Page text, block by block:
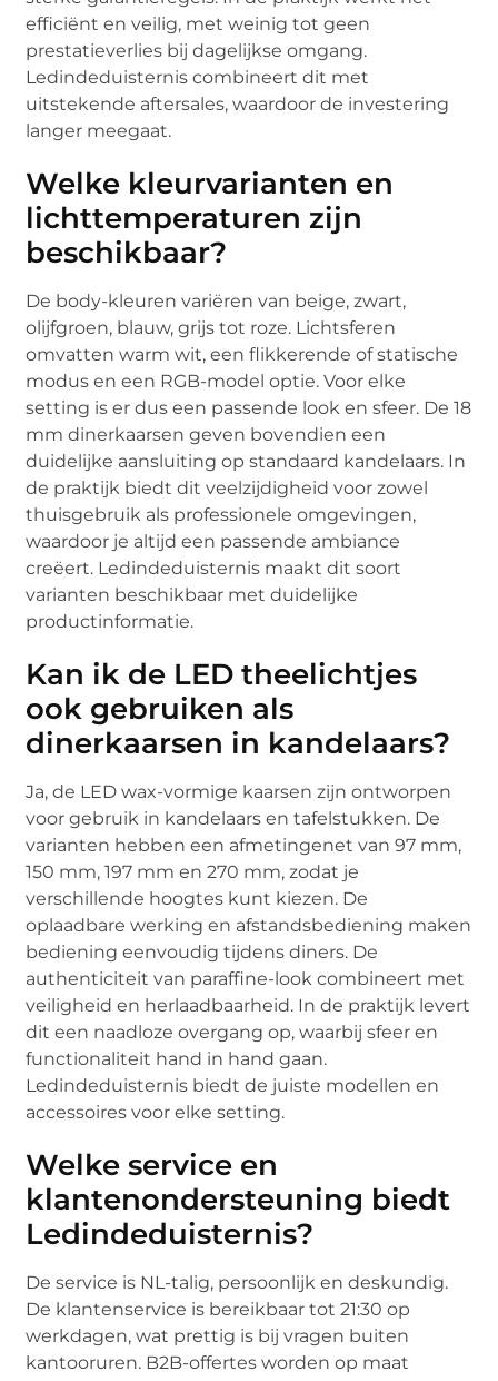
efficiënt en veilig, met weinig tot geen
prestatieverlies bij dagelijkse omgang.
Ledindeduisternis combineert dit met
uitstekende aftersales, waardoor de investering
langer meegaat.
Welke kleurvarianten en
lichttemperaturen zijn
beschikbaar?
De body-kleuren variëren van beige, zwart,
olijfgroen, blauw, grijs tot roze. Lichtsferen
omvatten warm wit, een flikkerende of statische
modus en een RGB-model optie. Voor elke
setting is er dus een passende look en sfeer. De 18
mm dinerkaarsen geven bovendien een
duidelijke aansluiting op standaard kandelaars. In
de praktijk biedt dit veelzijdigheid voor zowel
thuisgebruik als professionele omgevingen,
waardoor je altijd een passende ambiance
creëert. Ledindeduisternis maakt dit soort
varianten beschikbaar met duidelijke
productinformatie.
Kan ik de LED theelichtjes
ook gebruiken als
dinerkaarsen in kandelaars?
Ja, de LED wax-vormige kaarsen zijn ontworpen
voor gebruik in kandelaars en tafelstukken. De
varianten hebben een afmetingenet van 97 mm,
150 mm, 197 mm en 270 mm, zodat je
verschillende hoogtes kunt kiezen. De
oplaadbare werking en afstandsbediening maken
bediening eenvoudig tijdens diners. De
authenticiteit van paraffine-look combineert met
veiligheid en herlaadbaarheid. In de praktijk levert
dit een naadloze overgang op, waarbij sfeer en
functionaliteit hand in hand gaan.
Ledindeduisternis biedt de juiste modellen en
accessoires voor elke setting.
Welke service en
klantenondersteuning biedt
Ledindeduisternis?
De service is NL-talig, persoonlijk en deskundig.
De klantenservice is bereikbaar tot 21:30 op
werkdagen, wat prettig is bij vragen buiten
kantooruren. B2B-offertes worden op maat